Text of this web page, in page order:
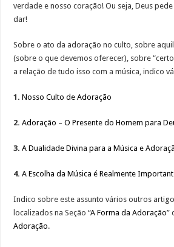
verdade e nosso coração! Ou seja, Deus
dar!
Sobre o ato da adoração no culto, sobre
(sobre o que devemos oferecer), sobre
a relação de tudo isso com a música, indico
1. Nosso Culto de Adoração
2. Adoração – O Presente do Homem para
3. A Dualidade Divina para a Música e
4. A Escolha da Música é Realmente
Indico sobre este assunto vários outros
localizados na Seção “A Forma da Adoração”
Adoração.